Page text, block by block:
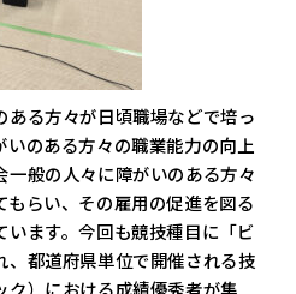
る方々が日頃職場などで培っ
のある方々の職業能力の向上
般の人々に障がいのある方々
らい、その雇用の促進を図る
います。今回も競技種目に「ビ
、都道府県単位で開催される技
）における成績優秀者が集